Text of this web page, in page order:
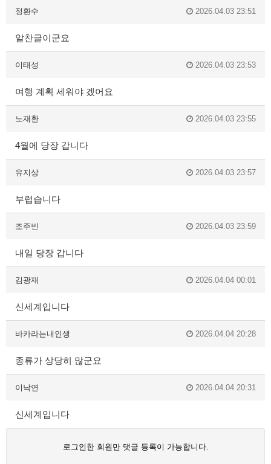
정환수 2026.04.03 23:51
알찬글이군요
이태성 2026.04.03 23:53
여행 계획 세워야 겠어요
노재환 2026.04.03 23:55
4월에 당장 갑니다
유지상 2026.04.03 23:57
부럽습니다
조주빈 2026.04.03 23:59
내일 당장 갑니다
김광재 2026.04.04 00:01
신세계입니다
바카라는내인생 2026.04.04 20:28
종류가 상당히 많군요
이낙연 2026.04.04 20:31
신세계입니다
로그인한 회원만 댓글 등록이 가능합니다.